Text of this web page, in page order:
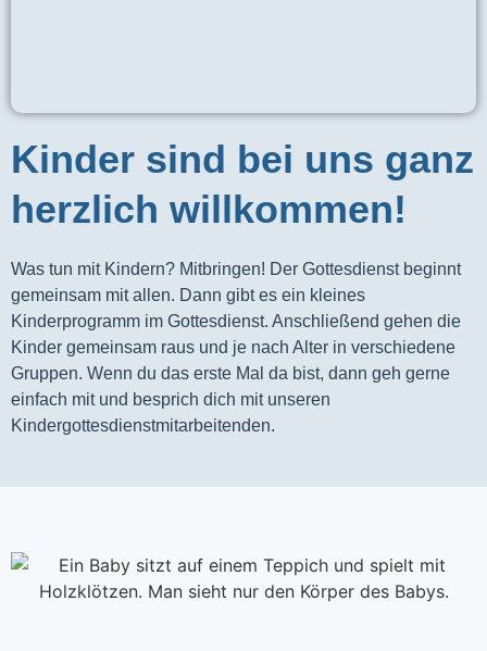
Kinder sind bei uns ganz
herzlich willkommen!
Was tun mit Kindern? Mitbringen! Der Gottesdienst beginnt
gemeinsam mit allen. Dann gibt es ein kleines
Kinderprogramm im Gottesdienst. Anschließend gehen die
Kinder gemeinsam raus und je nach Alter in verschiedene
Gruppen. Wenn du das erste Mal da bist, dann geh gerne
einfach mit und besprich dich mit unseren
Kindergottesdienstmitarbeitenden.